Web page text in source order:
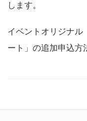
します。
イベントオリジナル
ート」の追加申込方